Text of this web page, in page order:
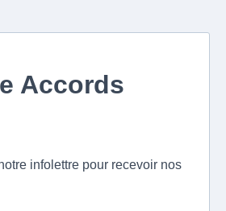
Accords
infolettre pour recevoir nos